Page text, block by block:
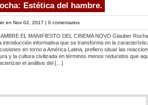
Estética del hambre.
en Nov 02, 2017 | 0 comentarios
EL MANIFIESTO DEL CINEMA NOVO Glauber
introducción informativa que se transforma en la
en torno a América Latina, prefiero situar las
y la cultura civilizada en términos menos reducidos que
el análisis del […]